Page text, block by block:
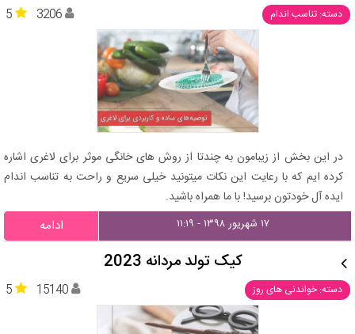
دسته: تناسب اندام 5 3206
در این بخش از زیبامون به چندتا از روش های خانگی موثر برای لاغری اشاره
کرده ایم که با رعایت این نکات میتونید خیلی سریع و راحت به تناسب اندام
ایده آل خودتون برسید! با ما همراه باشید.
۱۷ شهریور ۱۳۹۸ - ۱۱:۱۹ ادامه
کیک تولد مردانه 2023
دسته: خواندنی های روز 5 15140